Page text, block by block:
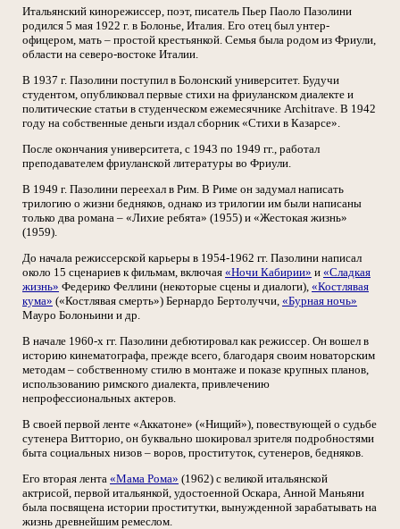
Итальянский кинорежиссер, поэт, писатель Пьер Паоло Пазолини
родился 5 мая 1922 г. в Болонье, Италия. Его отец был унтер-
офицером, мать – простой крестьянкой. Семья была родом из Фриули,
области на северо-востоке Италии.
В 1937 г. Пазолини поступил в Болонский университет. Будучи
студентом, опубликовал первые стихи на фриуланском диалекте и
политические статьи в студенческом ежемесячнике Architrave. В 1942
году на собственные деньги издал сборник «Стихи в Казарсе».
После окончания университета, с 1943 по 1949 гг., работал
преподавателем фриуланской литературы во Фриули.
В 1949 г. Пазолини переехал в Рим. В Риме он задумал написать
трилогию о жизни бедняков, однако из трилогии им были написаны
только два романа – «Лихие ребята» (1955) и «Жестокая жизнь»
(1959).
До начала режиссерской карьеры в 1954-1962 гг. Пазолини написал
около 15 сценариев к фильмам, включая «Ночи Кабирии» и «Сладкая
жизнь» Федерико Феллини (некоторые сцены и диалоги), «Костлявая
кума» («Костлявая смерть») Бернардо Бертолуччи, «Бурная ночь»
Мауро Болоньини и др.
В начале 1960-х гг. Пазолини дебютировал как режиссер. Он вошел в
историю кинематографа, прежде всего, благодаря своим новаторским
методам – собственному стилю в монтаже и показе крупных планов,
использованию римского диалекта, привлечению
непрофессиональных актеров.
В своей первой ленте «Аккатоне» («Нищий»), повествующей о судьбе
сутенера Витторио, он буквально шокировал зрителя подробностями
быта социальных низов – воров, проституток, сутенеров, бедняков.
Его вторая лента «Мама Рома» (1962) с великой итальянской
актрисой, первой итальянкой, удостоенной Оскара, Анной Маньяни
была посвящена истории проститутки, вынужденной зарабатывать на
жизнь древнейшим ремеслом.